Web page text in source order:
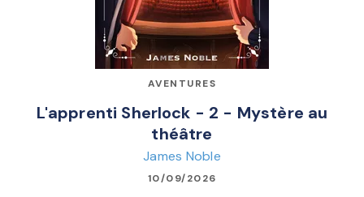
AVENTURES
L'apprenti Sherlock - 2 - Mystère au
théâtre
James Noble
10/09/2026